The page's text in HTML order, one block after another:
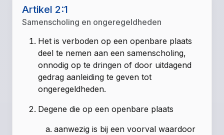
Artikel 2:1
Samenscholing en ongeregeldheden
Het is verboden op een openbare plaats
deel te nemen aan een samenscholing,
onnodig op te dringen of door uitdagend
gedrag aanleiding te geven tot
ongeregeldheden.
Degene die op een openbare plaats
aanwezig is bij een voorval waardoor